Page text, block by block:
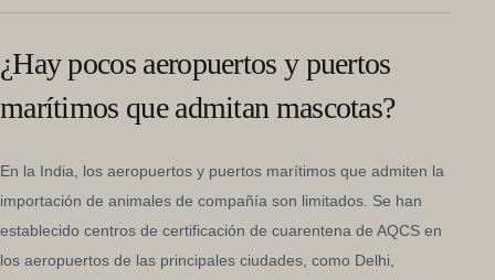
¿Hay pocos aeropuertos y puertos
marítimos que admitan mascotas?
En la India, los aeropuertos y puertos marítimos que admiten la
importación de animales de compañía son limitados. Se han
establecido centros de certificación de cuarentena de AQCS en
los aeropuertos de las principales ciudades, como Delhi,